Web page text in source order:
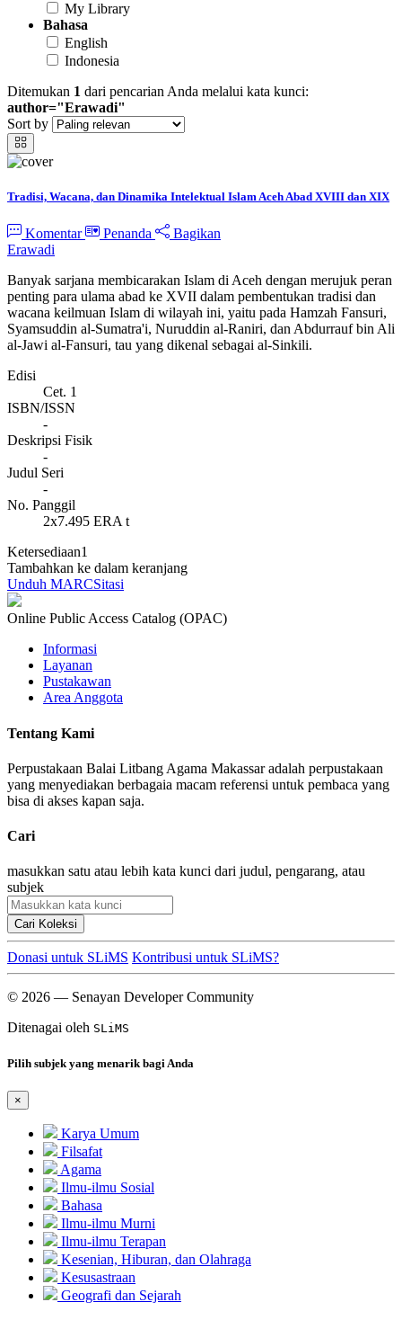
My Library
Bahasa
English
Indonesia
Ditemukan 1 dari pencarian Anda melalui kata kunci:
author="Erawadi"
Sort by
Tradisi, Wacana, dan Dinamika Intelektual Islam Aceh Abad XVIII dan XIX
Komentar Penanda
Bagikan
Erawadi
Banyak sarjana membicarakan Islam di Aceh dengan merujuk peran
penting para ulama abad ke XVII dalam pembentukan tradisi dan
wacana keilmuan Islam di wilayah ini, yaitu pada Hamzah Fansuri,
Syamsuddin al-Sumatra'i, Nuruddin al-Raniri, dan Abdurrauf bin Ali
al-Jawi al-Fansuri, tau yang dikenal sebagai al-Sinkili.
Edisi
Cet. 1
ISBN/ISSN
-
Deskripsi Fisik
-
Judul Seri
-
No. Panggil
2x7.495 ERA t
Ketersediaan1
Tambahkan ke dalam keranjang
Unduh MARCSitasi
Online Public Access Catalog (OPAC)
Informasi
Layanan
Pustakawan
Area Anggota
Tentang Kami
Perpustakaan Balai Litbang Agama Makassar adalah perpustakaan
yang menyediakan berbagaia macam referensi untuk pembaca yang
bisa di akses kapan saja.
Cari
masukkan satu atau lebih kata kunci dari judul, pengarang, atau
subjek
Cari Koleksi
Donasi untuk SLiMS Kontribusi untuk SLiMS?
© 2026 — Senayan Developer Community
Ditenagai oleh SLiMS
Pilih subjek yang menarik bagi Anda
×
Karya Umum
Filsafat
Agama
Ilmu-ilmu Sosial
Bahasa
Ilmu-ilmu Murni
Ilmu-ilmu Terapan
Kesenian, Hiburan, dan Olahraga
Kesusastraan
Geografi dan Sejarah